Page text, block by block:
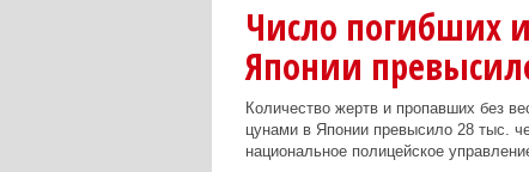
Число погибших
Японии
Количество жертв и пропавших без
цунами в Японии превысило 28 тыс.
национальное полицейское